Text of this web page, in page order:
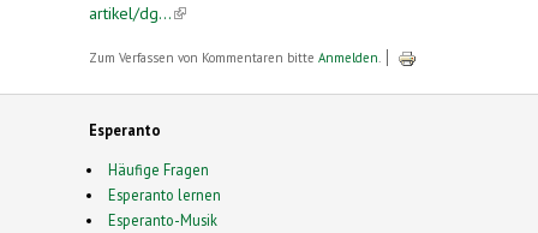
artikel/dg...(link is external)
Zum Verfassen von Kommentaren bitte Anmelden
Esperanto
Häufige Fragen
Esperanto lernen
Esperanto-Musik